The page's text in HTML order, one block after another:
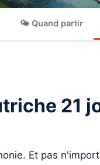
🌤 Quand partir
21
Et pas